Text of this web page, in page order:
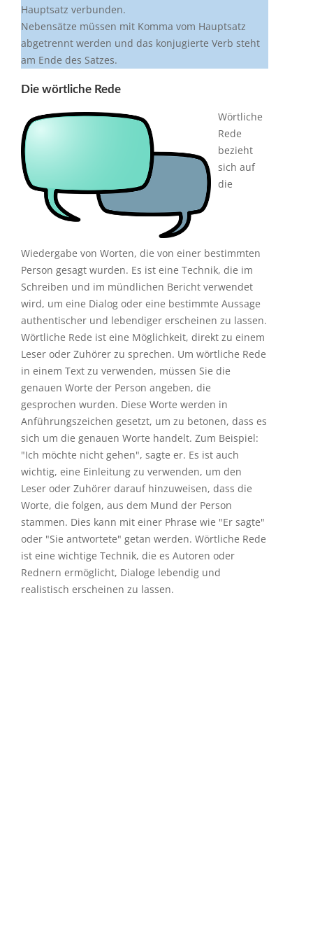
Nebensätze müssen mit Komma vom Hauptsatz
abgetrennt werden und das konjugierte Verb steht
am Ende des Satzes.
Die wörtliche Rede
Rede
bezieht
sich auf
die
Wiedergabe von Worten, die von einer bestimmten
Person gesagt wurden. Es ist eine Technik, die im
Schreiben und im mündlichen Bericht verwendet
wird, um eine Dialog oder eine bestimmte Aussage
authentischer und lebendiger erscheinen zu lassen.
Wörtliche Rede ist eine Möglichkeit, direkt zu einem
Leser oder Zuhörer zu sprechen. Um wörtliche Rede
in einem Text zu verwenden, müssen Sie die
genauen Worte der Person angeben, die
gesprochen wurden. Diese Worte werden in
Anführungszeichen gesetzt, um zu betonen, dass es
sich um die genauen Worte handelt. Zum Beispiel:
"Ich möchte nicht gehen", sagte er. Es ist auch
wichtig, eine Einleitung zu verwenden, um den
Leser oder Zuhörer darauf hinzuweisen, dass die
Worte, die folgen, aus dem Mund der Person
stammen. Dies kann mit einer Phrase wie "Er sagte"
oder "Sie antwortete" getan werden. Wörtliche Rede
ist eine wichtige Technik, die es Autoren oder
Rednern ermöglicht, Dialoge lebendig und
realistisch erscheinen zu lassen.